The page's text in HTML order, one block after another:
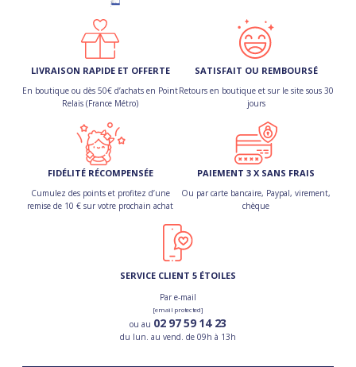
LIVRAISON RAPIDE ET OFFERTE
En boutique ou dès 50€ d’achats en Point
Relais (France Métro)
SATISFAIT OU REMBOURSÉ
Retours en boutique et sur le site sous 30
jours
FIDÉLITÉ RÉCOMPENSÉE
Cumulez des points et profitez d’une
remise de 10 € sur votre prochain achat
PAIEMENT 3 X SANS FRAIS
Ou par carte bancaire, Paypal, virement,
chèque
SERVICE CLIENT 5 ÉTOILES
Par e-mail
[email protected]
ou au 02 97 59 14 23
du lun. au vend. de 09h à 13h